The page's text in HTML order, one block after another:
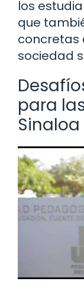
los
que
concretas
sociedad
para
Sinaloa